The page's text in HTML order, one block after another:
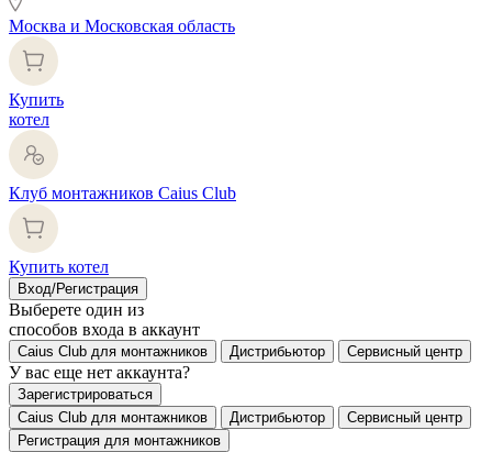
Москва и Московская область
Купить
котел
Клуб монтажников Caius Club
Купить котел
Вход/Регистрация
Выберете один из
способов входа в аккаунт
Caius Club для монтажников Дистрибьютор Сервисный центр
У вас еще нет аккаунта?
Зарегистрироваться
Caius Club для монтажников
Дистрибьютор
Сервисный центр
Регистрация для монтажников